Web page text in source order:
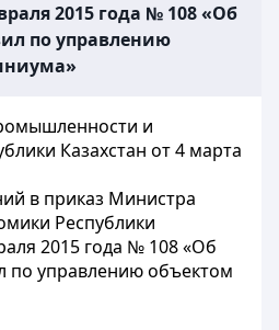
2015 года № 108 «Об
по управлению
и
Казахстан от 4 марта
в приказ Министра
Республики
2015 года № 108 «Об
по управлению объектом